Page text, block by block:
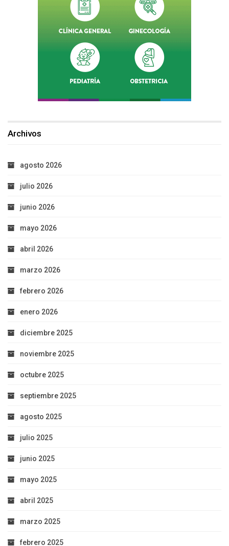
Archivos
agosto 2026
julio 2026
junio 2026
mayo 2026
abril 2026
marzo 2026
febrero 2026
enero 2026
diciembre 2025
noviembre 2025
octubre 2025
septiembre 2025
agosto 2025
julio 2025
junio 2025
mayo 2025
abril 2025
marzo 2025
febrero 2025